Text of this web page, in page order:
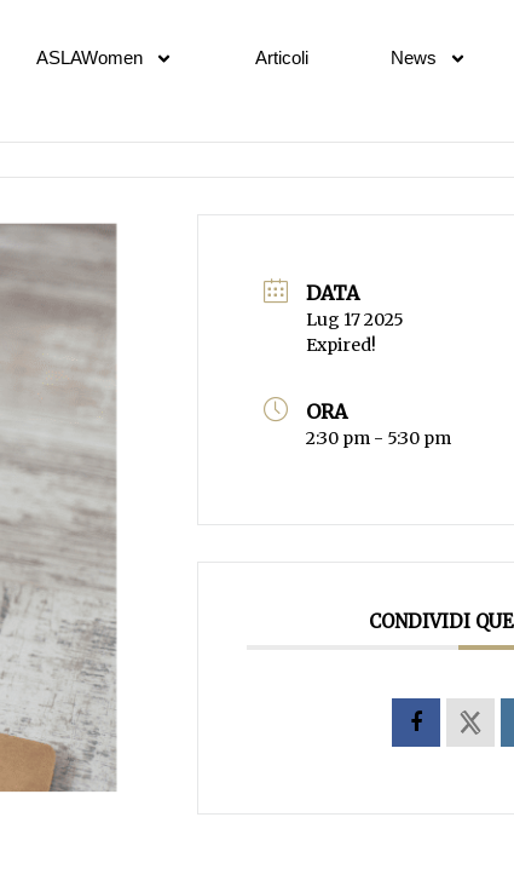
ASLAWomen Articoli News
DATA
Lug 17 2025
Expired!
ORA
2:30 pm - 5:30 pm
CONDIVIDI